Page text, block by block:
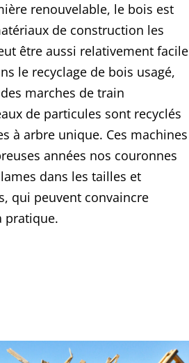
renouvelable, le bois est
de construction les
être aussi relativement facile
le recyclage de bois usagé,
marches de train
de particules sont recyclés
à arbre unique. Ces machines
années nos couronnes
dans les tailles et
qui peuvent convaincre
pratique.